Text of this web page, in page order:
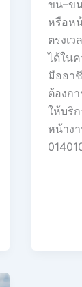
ขน–ข
หรือห
ตรงเ
ได้ใน
มืออา
ต้องก
ให้บริ
หน้าง